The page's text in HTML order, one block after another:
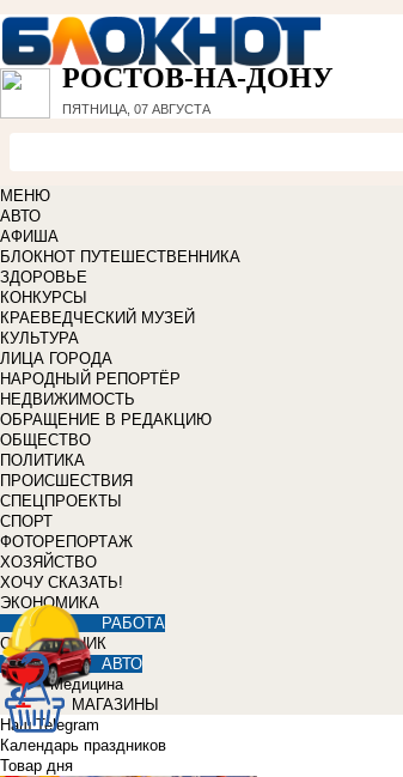
РОСТОВ-НА-ДОНУ
ПЯТНИЦА, 07 АВГУСТА
МЕНЮ
АВТО
АФИША
БЛОКНОТ ПУТЕШЕСТВЕННИКА
ЗДОРОВЬЕ
КОНКУРСЫ
КРАЕВЕДЧЕСКИЙ МУЗЕЙ
КУЛЬТУРА
ЛИЦА ГОРОДА
НАРОДНЫЙ РЕПОРТЁР
НЕДВИЖИМОСТЬ
ОБРАЩЕНИЕ В РЕДАКЦИЮ
ОБЩЕСТВО
ПОЛИТИКА
ПРОИСШЕСТВИЯ
СПЕЦПРОЕКТЫ
СПОРТ
ФОТОРЕПОРТАЖ
ХОЗЯЙСТВО
ХОЧУ СКАЗАТЬ!
ЭКОНОМИКА
РАБОТА
СПРАВОЧНИК
АВТО
Медицина
МАГАЗИНЫ
Наш Telegram
Календарь праздников
Товар дня